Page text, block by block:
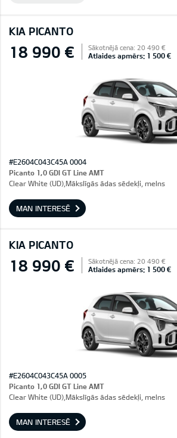
KIA PICANTO
18 990 € Sākotnējā cena: 20 490 €
Atlaides apmērs: 1 500 €
#E2604C043C45A 0004
Picanto 1,0 GDI GT Line AMT
Clear White (UD),Mākslīgās ādas sēdekļi, melns
MAN INTERESĒ
KIA PICANTO
18 990 € Sākotnējā cena: 20 490 €
Atlaides apmērs: 1 500 €
#E2604C043C45A 0005
Picanto 1,0 GDI GT Line AMT
Clear White (UD),Mākslīgās ādas sēdekļi, melns
MAN INTERESĒ